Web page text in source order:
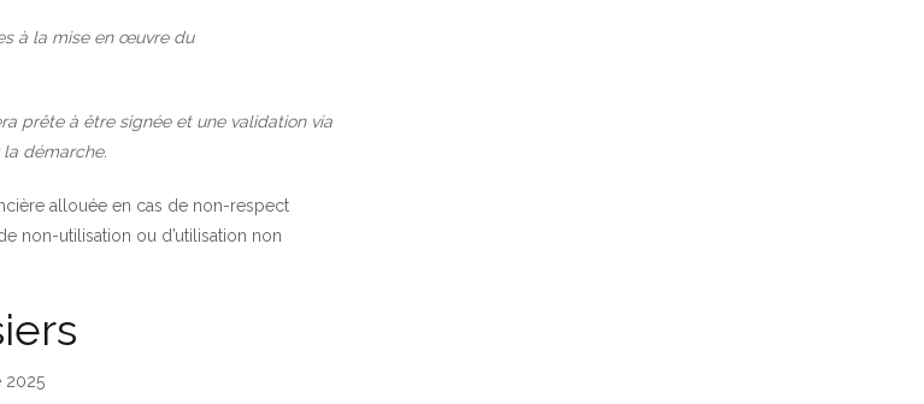
à la mise en œuvre du
prête à être signée et une validation via
démarche.
allouée en cas de non-respect
non-utilisation ou d’utilisation non
2025